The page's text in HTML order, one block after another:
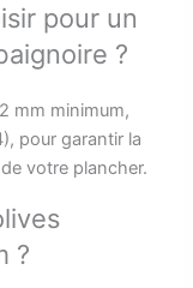
pour un
?
mm minimum,
pour garantir la
votre plancher.
?